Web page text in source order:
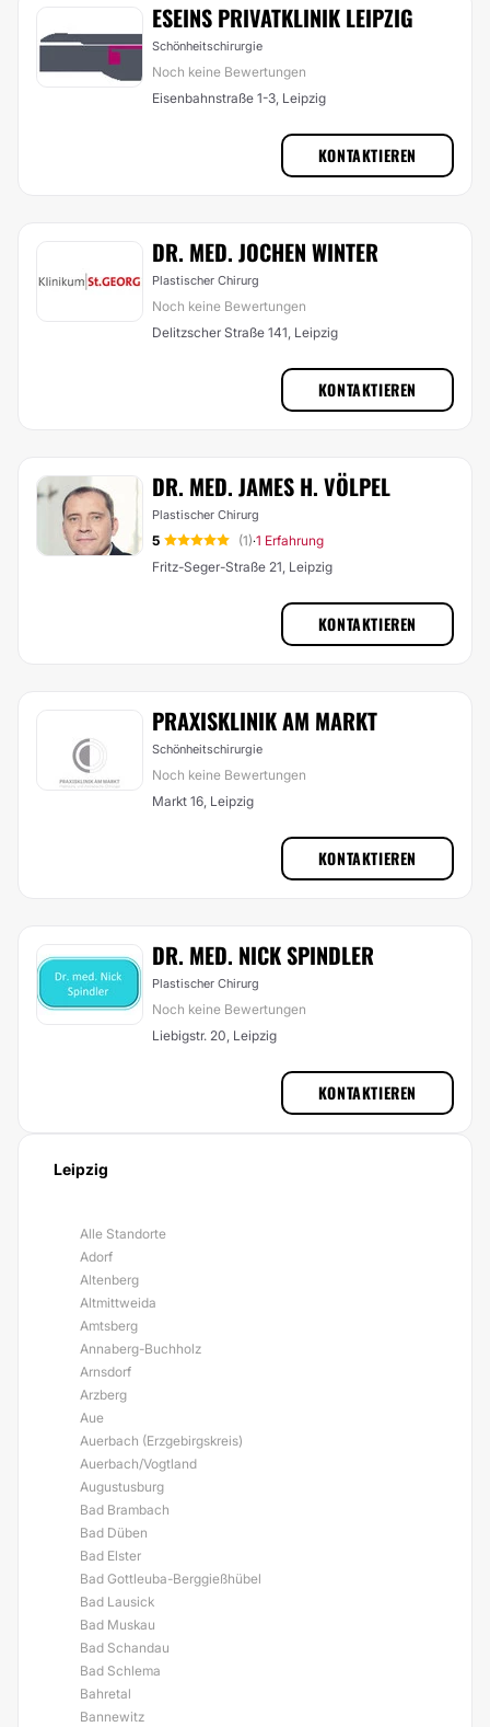
ESEINS PRIVATKLINIK LEIPZIG
Schönheitschirurgie
Noch keine Bewertungen
Eisenbahnstraße 1-3, Leipzig
KONTAKTIEREN
DR. MED. JOCHEN WINTER
Plastischer Chirurg
Noch keine Bewertungen
Delitzscher Straße 141, Leipzig
KONTAKTIEREN
DR. MED. JAMES H. VÖLPEL
Plastischer Chirurg
5 (1)·1 Erfahrung
Fritz-Seger-Straße 21, Leipzig
KONTAKTIEREN
PRAXISKLINIK AM MARKT
Schönheitschirurgie
Noch keine Bewertungen
Markt 16, Leipzig
KONTAKTIEREN
DR. MED. NICK SPINDLER
Plastischer Chirurg
Noch keine Bewertungen
Liebigstr. 20, Leipzig
KONTAKTIEREN
Leipzig
Alle Standorte
Adorf
Altenberg
Altmittweida
Amtsberg
Annaberg-Buchholz
Arnsdorf
Arzberg
Aue
Auerbach (Erzgebirgskreis)
Auerbach/Vogtland
Augustusburg
Bad Brambach
Bad Düben
Bad Elster
Bad Gottleuba-Berggießhübel
Bad Lausick
Bad Muskau
Bad Schandau
Bad Schlema
Bahretal
Bannewitz